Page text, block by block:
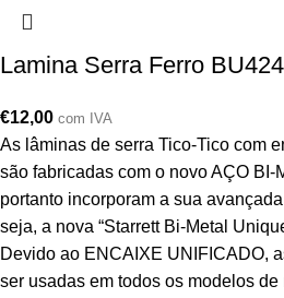
Lamina Serra Ferro
€12,00 com IVA
As lâminas de serra Tico-Tico com
são fabricadas com o novo AÇO
portanto incorporam a sua
seja, a nova “Starrett Bi-Metal
Devido ao ENCAIXE UNIFICADO,
ser usadas em todos os modelos